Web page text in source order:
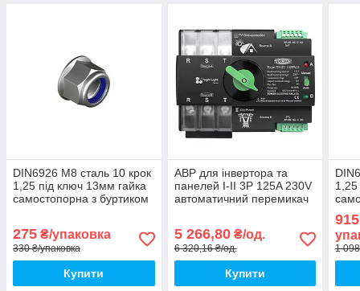
DIN6926 М8 сталь 10 крок
1,25 під ключ 13мм гайка
самостопорна з буртиком
Metalvis
275 ₴/упаковка
330 ₴/упаковка
Купити
АВР для інвертора та
панелей I-II 3P 125A 230V
автоматичний перемикач
5 266,80₴/од.
6 320,16 ₴/од.
Купити
1,25
1